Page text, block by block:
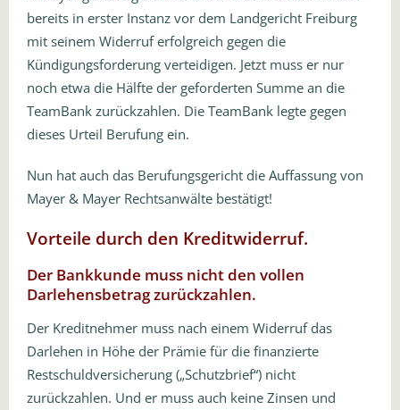
bereits in erster Instanz vor dem Landgericht Freiburg
mit seinem Widerruf erfolgreich gegen die
Kündigungsforderung verteidigen. Jetzt muss er nur
noch etwa die Hälfte der geforderten Summe an die
TeamBank zurückzahlen. Die TeamBank legte gegen
dieses Urteil Berufung ein.
Nun hat auch das Berufungsgericht die Auffassung von
Mayer & Mayer Rechtsanwälte bestätigt!
Vorteile durch den Kreditwiderruf.
Der Bankkunde muss nicht den vollen
Darlehensbetrag zurückzahlen.
Der Kreditnehmer muss nach einem Widerruf das
Darlehen in Höhe der Prämie für die finanzierte
Restschuldversicherung („Schutzbrief“) nicht
zurückzahlen. Und er muss auch keine Zinsen und